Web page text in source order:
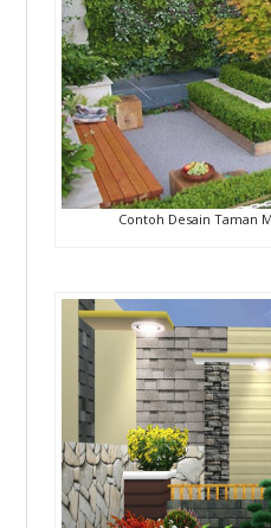
Contoh Desain Taman